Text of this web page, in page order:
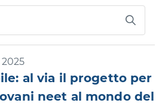
al via il progetto per
neet al mondo del